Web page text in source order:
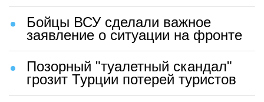
Бойцы ВСУ сделали важное
заявление о ситуации на фронте
Позорный "туалетный скандал"
грозит Турции потерей туристов